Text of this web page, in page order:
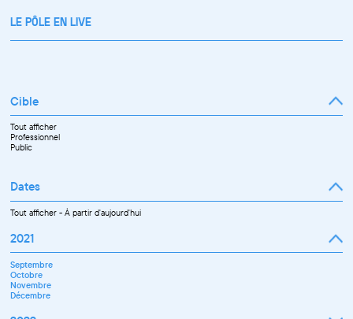
LE PÔLE EN LIVE
Cible
Tout afficher
Professionnel
Public
Dates
Tout afficher-À partir d'aujourd'hui
2021
Septembre
Octobre
Novembre
Décembre